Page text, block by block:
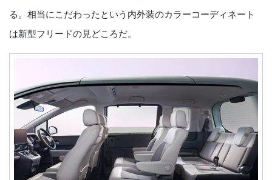
る。相当にこだわったという内外装のカラーコーディネート
は新型フリードの見どころだ。